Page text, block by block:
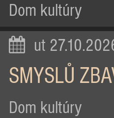
Dom kultúry
ut
SMYSLŮ
Dom kultúry